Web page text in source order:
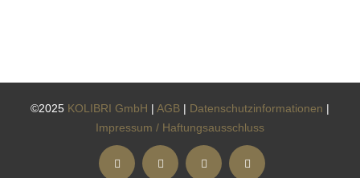
©2025 KOLIBRI GmbH | AGB | Datenschutzinformationen |
Impressum / Haftungsausschluss